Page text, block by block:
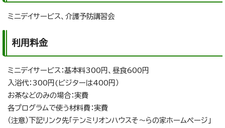
ミニデイサービス、介護予防講習会
利用料金
ミニデイサービス：基本料300円、昼食600円
入浴代：300円(ビジターは400円）
お茶などのみの場合：実費
各プログラムで使う材料費：実費
（注意）下記リンク先「テンミリオンハウスそ～らの家ホームページ」